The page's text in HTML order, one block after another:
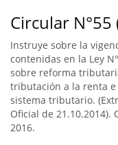
Circular
Instruye sobre la
contenidas en la Ley
sobre reforma
tributación a la renta
sistema tributario.
Oficial de 21.10.2014).
2016.